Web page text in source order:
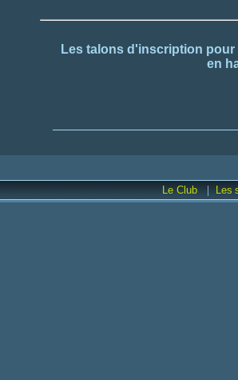
Les talons d'inscription
en
Le Club
| Les